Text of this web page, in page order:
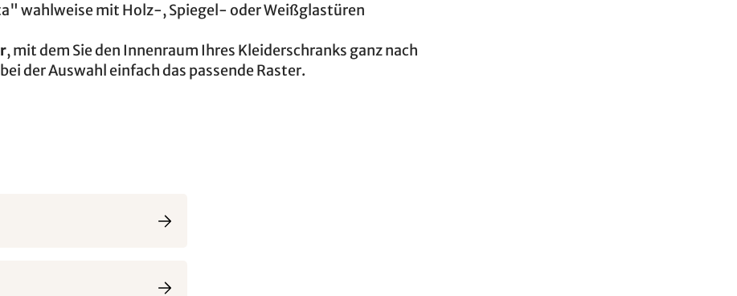
wahlweise mit Holz-, Spiegel- oder Weißglastüren
, mit dem Sie den Innenraum Ihres Kleiderschranks ganz nach
der Auswahl einfach das passende Raster.